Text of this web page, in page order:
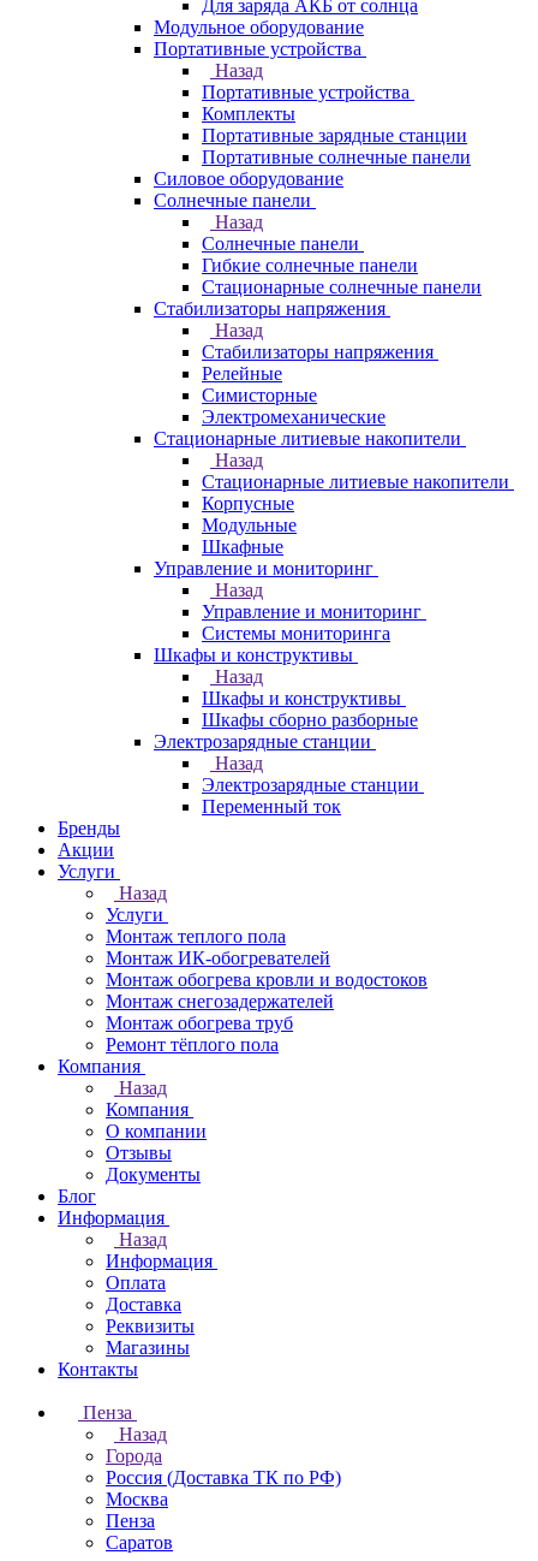
Для заряда АКБ от солнца
Модульное оборудование
Портативные устройства
Назад
Портативные устройства
Комплекты
Портативные зарядные станции
Портативные солнечные панели
Силовое оборудование
Солнечные панели
Назад
Солнечные панели
Гибкие солнечные панели
Стационарные солнечные панели
Стабилизаторы напряжения
Назад
Стабилизаторы напряжения
Релейные
Симисторные
Электромеханические
Стационарные литиевые накопители
Назад
Стационарные литиевые накопители
Корпусные
Модульные
Шкафные
Управление и мониторинг
Назад
Управление и мониторинг
Системы мониторинга
Шкафы и конструктивы
Назад
Шкафы и конструктивы
Шкафы сборно разборные
Электрозарядные станции
Назад
Электрозарядные станции
Переменный ток
Бренды
Акции
Услуги
Назад
Услуги
Монтаж теплого пола
Монтаж ИК-обогревателей
Монтаж обогрева кровли и водостоков
Монтаж снегозадержателей
Монтаж обогрева труб
Ремонт тёплого пола
Компания
Назад
Компания
О компании
Отзывы
Документы
Блог
Информация
Назад
Информация
Оплата
Доставка
Реквизиты
Магазины
Контакты
Пенза
Назад
Города
Россия (Доставка ТК по РФ)
Москва
Пенза
Саратов